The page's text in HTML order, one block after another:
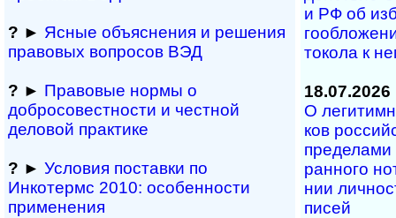
? ► Ясные объяснения и решения
правовых вопросов ВЭД
? ► Правовые нормы о
добросовестности и чест­ной
деловой практике
? ► Условия поставки по
Инкотермс 2010: осо­бен­нос­ти
применения
и РФ об
то­ко­ла к
18.07.2026
О
ков
ран­но­го
нии
писей